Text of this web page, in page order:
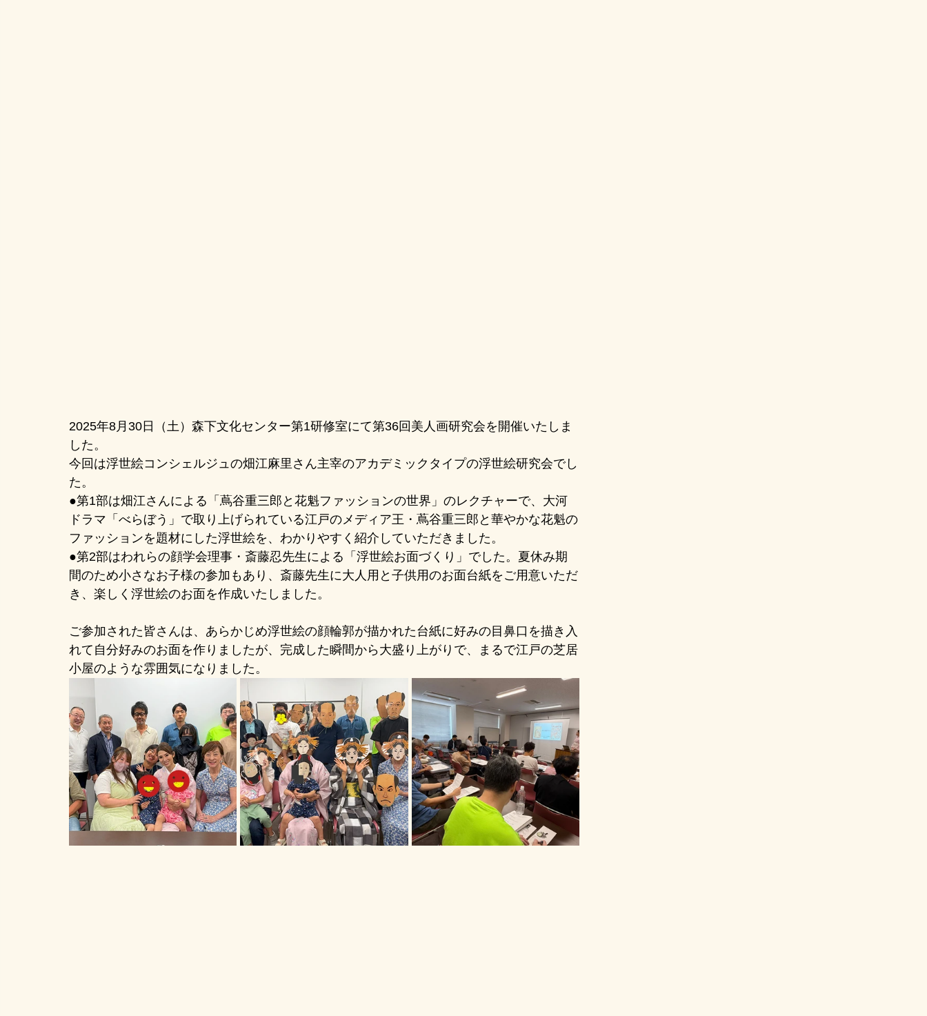
2025年8月30日（土）森下文化センター第1研修室にて第36回美人画研究会を開催いたしま
した。
今回は浮世絵コンシェルジュの畑江麻里さん主宰のアカデミックタイプの浮世絵研究会でし
た。
●第1部は畑江さんによる「蔦谷重三郎と花魁ファッションの世界」のレクチャーで、大河
ドラマ「べらぼう」で取り上げられている江戸のメディア王・蔦谷重三郎と華やかな花魁の
ファッションを題材にした浮世絵を、わかりやすく紹介していただきました。
●第2部はわれらの顔学会理事・斎藤忍先生による「浮世絵お面づくり」でした。夏休み期
間のため小さなお子様の参加もあり、斎藤先生に大人用と子供用のお面台紙をご用意いただ
き、楽しく浮世絵のお面を作成いたしました。
ご参加された皆さんは、あらかじめ浮世絵の顔輪郭が描かれた台紙に好みの目鼻口を描き入
れて自分好みのお面を作りましたが、完成した瞬間から大盛り上がりで、まるで江戸の芝居
小屋のような雰囲気になりました。